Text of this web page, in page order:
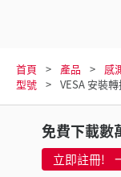
首頁 產品 感
型號
VESA 安裝
免費下載數
立即註冊!